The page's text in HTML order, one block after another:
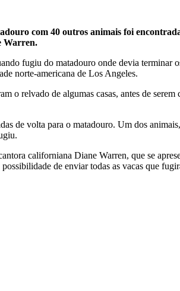
com 40 outros animais foi
Warren.
fugiu do matadouro onde devia terminar
norte-americana de Los Angeles.
o relvado de algumas casas, antes de
de volta para o matadouro. Um dos
californiana Diane Warren, que se
de enviar todas as vacas que